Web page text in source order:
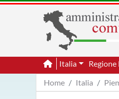
Italia
Home
Italia